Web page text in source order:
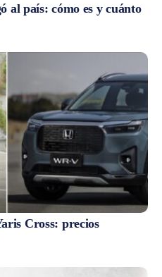
al país: cómo es y cuánto
Cross: precios